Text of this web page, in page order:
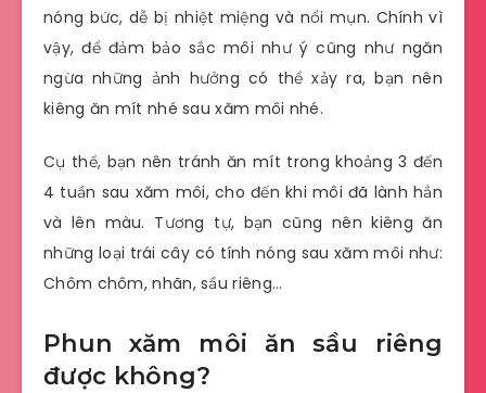
nóng bức, dễ bị nhiệt miệng và nổi mụn. Chính vì
vậy, để đảm bảo sắc môi như ý cũng như ngăn
ngừa những ảnh hưởng có thể xảy ra, bạn nên
kiêng ăn mít nhé sau xăm môi nhé.
Cụ thể, bạn nên tránh ăn mít trong khoảng 3 đến
4 tuần sau xăm môi, cho đến khi môi đã lành hẳn
và lên màu. Tương tự, bạn cũng nên kiêng ăn
những loại trái cây có tính nóng sau xăm môi như:
Chôm chôm, nhãn, sầu riêng…
Phun xăm môi ăn sầu riêng
được không?